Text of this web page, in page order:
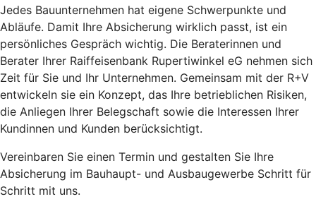
Jedes Bauunternehmen hat eigene Schwerpunkte und
Abläufe. Damit Ihre Absicherung wirklich passt, ist ein
persönliches Gespräch wichtig. Die Beraterinnen und
Berater Ihrer Raiffeisenbank Rupertiwinkel eG nehmen sich
Zeit für Sie und Ihr Unternehmen. Gemeinsam mit der R+V
entwickeln sie ein Konzept, das Ihre betrieblichen Risiken,
die Anliegen Ihrer Belegschaft sowie die Interessen Ihrer
Kundinnen und Kunden berücksichtigt.
Vereinbaren Sie einen Termin und gestalten Sie Ihre
Absicherung im Bauhaupt- und Ausbaugewerbe Schritt für
Schritt mit uns.